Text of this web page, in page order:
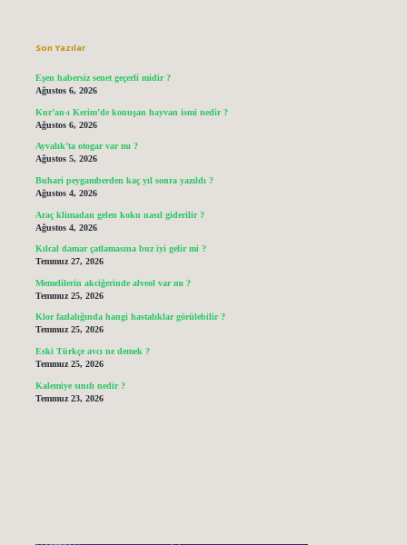
Son Yazılar
Eşen habersiz senet geçerli midir ?
Ağustos 6, 2026
Kur’an-ı Kerim’de konuşan hayvan ismi nedir ?
Ağustos 6, 2026
Ayvalık’ta otogar var mı ?
Ağustos 5, 2026
Buhari peygamberden kaç yıl sonra yazıldı ?
Ağustos 4, 2026
Araç klimadan gelen koku nasıl giderilir ?
Ağustos 4, 2026
Kılcal damar çatlamasına buz iyi gelir mi ?
Temmuz 27, 2026
Memelilerin akciğerinde alveol var mı ?
Temmuz 25, 2026
Klor fazlalığında hangi hastalıklar görülebilir ?
Temmuz 25, 2026
Eski Türkçe avcı ne demek ?
Temmuz 25, 2026
Kalemiye sınıfı nedir ?
Temmuz 23, 2026